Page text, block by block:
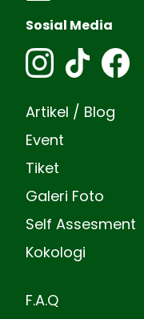
Sosial Media
Artikel / Blog
Event
Tiket
Galeri Foto
Self Assesment
Kokologi
F.A.Q